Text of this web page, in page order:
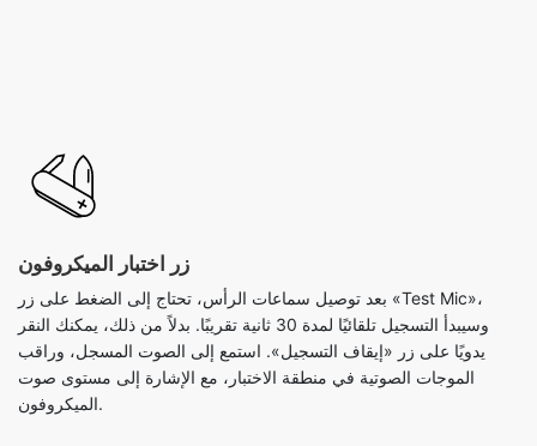
زر اختبار الميكروفون
بعد توصيل سماعات الرأس، تحتاج إلى الضغط على زر «Test Mic»،
وسيبدأ التسجيل تلقائيًا لمدة 30 ثانية تقريبًا. بدلاً من ذلك، يمكنك النقر
يدويًا على زر «إيقاف التسجيل». استمع إلى الصوت المسجل، وراقب
الموجات الصوتية في منطقة الاختبار، مع الإشارة إلى مستوى صوت
الميكروفون.